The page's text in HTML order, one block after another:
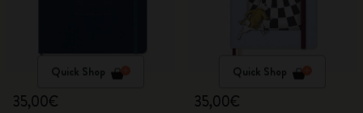
Quick Shop
35,00€
Quick Shop
35,00€